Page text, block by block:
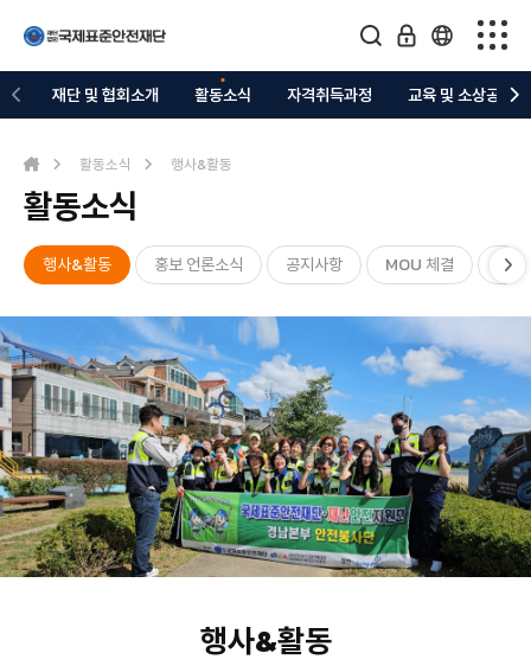
재단 및 협회소개 활동소식 자격취득과정 교육 및 소상공지원
재단 및 협회소개
교육 및 소상공지원
의료복지 지정업체
관련협회/커뮤니티
활동소식 행사&활동
활동소식
행사&활동 홍보 언론소식 공지사항 MOU 체결 자
행사&활동